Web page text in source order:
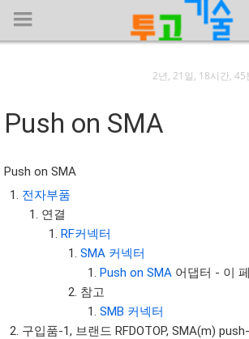
회사명 :
투고기술
| 대표 : 김명기 | 사업자번호 : 142-08-78939
전화 : 031-8065-5299 | 주소 : (16954)) 경기
로 13, B동(complex동) 1213호(영덕동,흥덕IT
COPYRIGHT (C) 투고기술 ALL RIGHTS
투고기술 위키 저작권
2년, 21일, 18시간, 45
Push on SMA
Push on SMA
전자부품
연결
RF커넥터
SMA 커넥터
Push on SMA 어댑터 - 이
참고
SMB 커넥터
구입품-1, 브랜드 RFDOTOP, SMA(m)